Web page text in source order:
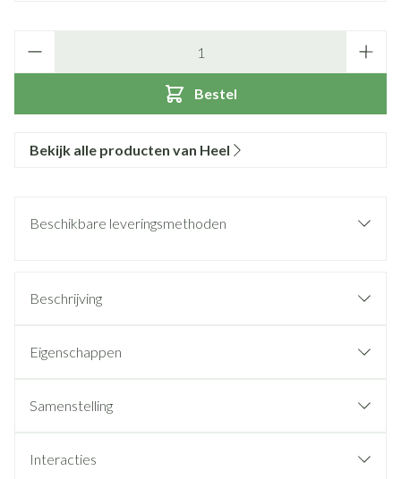
Bestel
Bekijk alle producten van Heel
Beschikbare leveringsmethoden
Beschrijving
Eigenschappen
Samenstelling
Interacties